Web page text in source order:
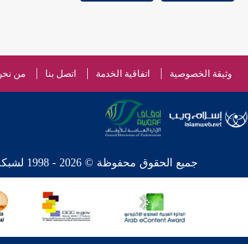
وثيقة الخصوصية اتفاقية الخدمة اتصل بنا من
جميع الحقوق محفوظة © 2026 - 1998 لشبكة إسلام ويب